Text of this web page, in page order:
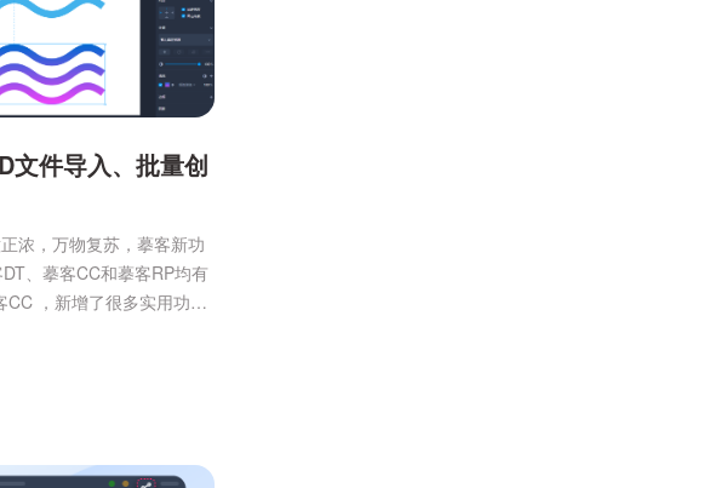
文件导入、批量创
浓，万物复苏，摹客新功
、摹客CC和摹客RP均有
，新增了很多实用功
（UI设计工具）本次重